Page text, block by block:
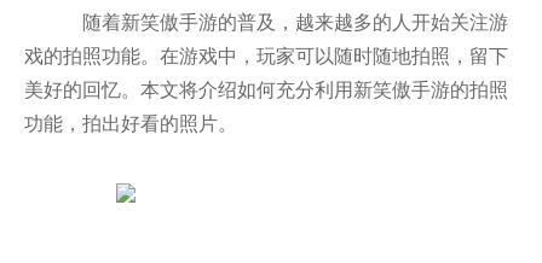
随着新笑傲手游的普及，越来越多的人开始关注游
戏的拍照功能。在游戏中，玩家可以随时随地拍照，留下
美好的回忆。本文将介绍如何充分利用新笑傲手游的拍照
功能，拍出好看的照片。